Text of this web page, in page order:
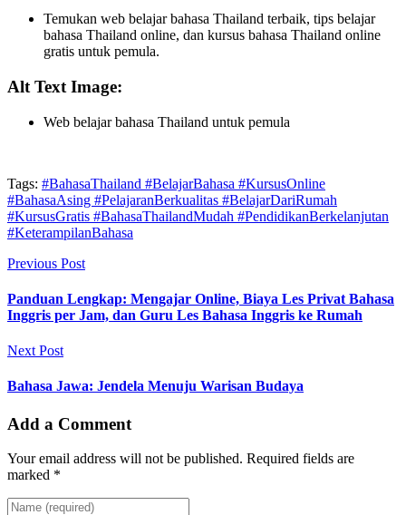
Temukan web belajar bahasa Thailand terbaik, tips belajar
bahasa Thailand online, dan kursus bahasa Thailand online
gratis untuk pemula.
Alt Text Image:
Web belajar bahasa Thailand untuk pemula
Tags: #BahasaThailand #BelajarBahasa #KursusOnline
#BahasaAsing #PelajaranBerkualitas #BelajarDariRumah
#KursusGratis #BahasaThailandMudah #PendidikanBerkelanjutan
#KeterampilanBahasa
Previous Post
Panduan Lengkap: Mengajar Online, Biaya Les Privat Bahasa
Inggris per Jam, dan Guru Les Bahasa Inggris ke Rumah
Next Post
Bahasa Jawa: Jendela Menuju Warisan Budaya
Add a Comment
Your email address will not be published. Required fields are
marked *